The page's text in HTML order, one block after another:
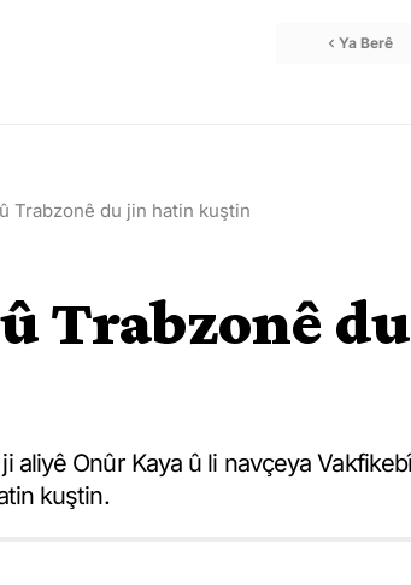
Ya Berê
Trabzonê du jin hatin kuştin
Trabzonê
aliyê Onûr Kaya û li navçeya
kuştin.